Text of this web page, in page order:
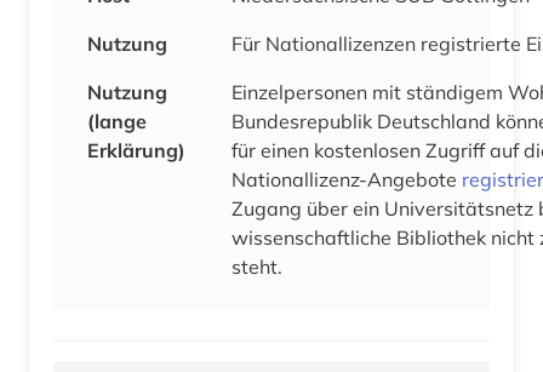
Nutzung
Für Nationallizenzen registrierte
Nutzung
(lange
Erklärung)
Einzelpersonen mit ständigem
Bundesrepublik Deutschland
für einen kostenlosen Zugriff auf
Nationallizenz-Angebote
Zugang über ein Universitätsnetz
wissenschaftliche Bibliothek nicht
steht.